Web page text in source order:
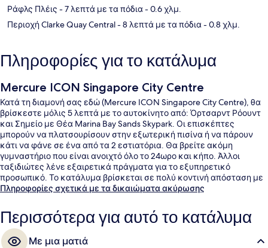
Ράφλς Πλέις - 7 λεπτά με τα πόδια- 0.6 χλμ.
Περιοχή Clarke Quay Central- 8 λεπτά με τα πόδια- 0.8 χλμ.
Πληροφορίες για το κατάλυμα
Mercure ICON Singapore City Centre
Κατά τη διαμονή σας εδώ (Mercure ICON Singapore City Centre), θα
βρίσκεστε μόλις 5 λεπτά με το αυτοκίνητο από: Όρτσαρντ Ρόουντ
και Σημείο με Θέα Marina Bay Sands Skypark. Οι επισκέπτες
μπορούν να πλατσουρίσουν στην εξωτερική πισίνα ή να πάρουν
κάτι να φάνε σε ένα από τα 2 εστιατόρια. Θα βρείτε ακόμη
γυμναστήριο που είναι ανοιχτό όλο το 24ωρο και κήπο. Άλλοι
ταξιδιώτες λένε εξαιρετικά πράγματα για το εξυπηρετικό
προσωπικό. Το κατάλυμα βρίσκεται σε πολύ κοντινή απόσταση με
τα πόδια από τα μέσα μαζικής μεταφοράς: το σημείο επιβίβασης
επιβίβασης Σταθμός Maxwell βρίσκεται σε απόσταση 5 λεπτών.
Πληροφορίες σχετικά με τα δικαιώματα ακύρωσης
Περισσότερα για αυτό το κατάλυμα
Με μια ματιά